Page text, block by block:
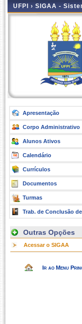
UFPI › SIGAA -
Apresentação
Corpo Administrativo
Alunos Ativos
Calendário
Currículos
Documentos
Turmas
Trab. de Conclusão
Outras Opções
Acessar o SIGAA
Ir ao Menu